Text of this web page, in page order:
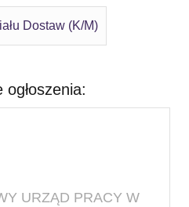
Dostaw (K/M)
ogłoszenia:
URZĄD PRACY W